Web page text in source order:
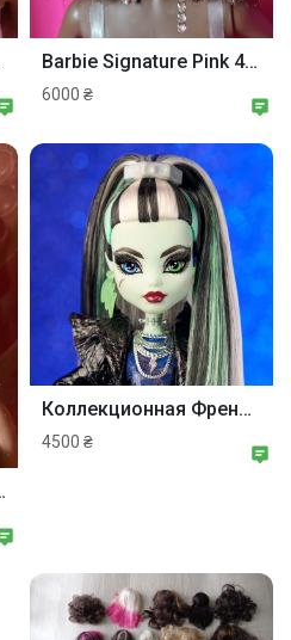
Barbie Signature Pink 4 Lina Silkstone Model Muse Барбі Пінк 4 Ліна NRFB
6000 ₴
2022 NRFB Клодет
Коллекционная Френки Monster High Haunt Couture Midnight Runway Frankie
4500 ₴